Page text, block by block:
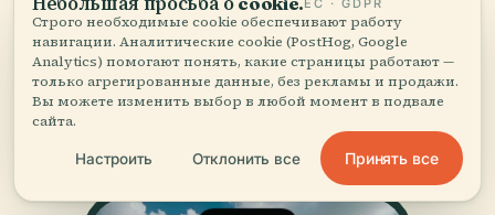
Скачать приложение
Присоединяйтесь к 50 000+
путешественников
Строго необходимые cookie обеспечивают работу
навигации. Аналитические cookie (PostHog, Google
Analytics) помогают понять, какие страницы работают —
только агрегированные данные, без рекламы и продажи.
Вы можете изменить выбор в любой момент в подвале
сайта.
Настроить Отклонить все Принять все